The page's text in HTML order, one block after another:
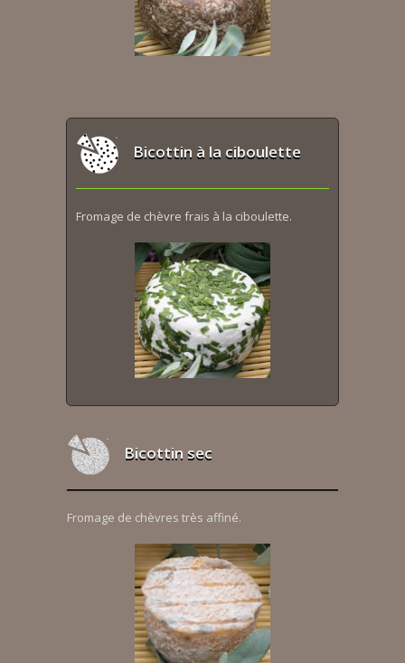
Bicottin à la ciboulette
Fromage de chèvre frais à la ciboulette.
Bicottin sec
Fromage de chèvres très affiné.